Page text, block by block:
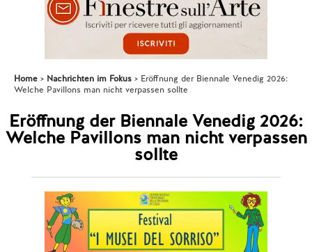
Home Nachrichten im Fokus
Eröffnung der Biennale Venedig 2026:
Welche Pavillons man nicht verpassen sollte
Eröffnung der Biennale Venedig 2026:
Welche Pavillons man nicht verpassen
sollte